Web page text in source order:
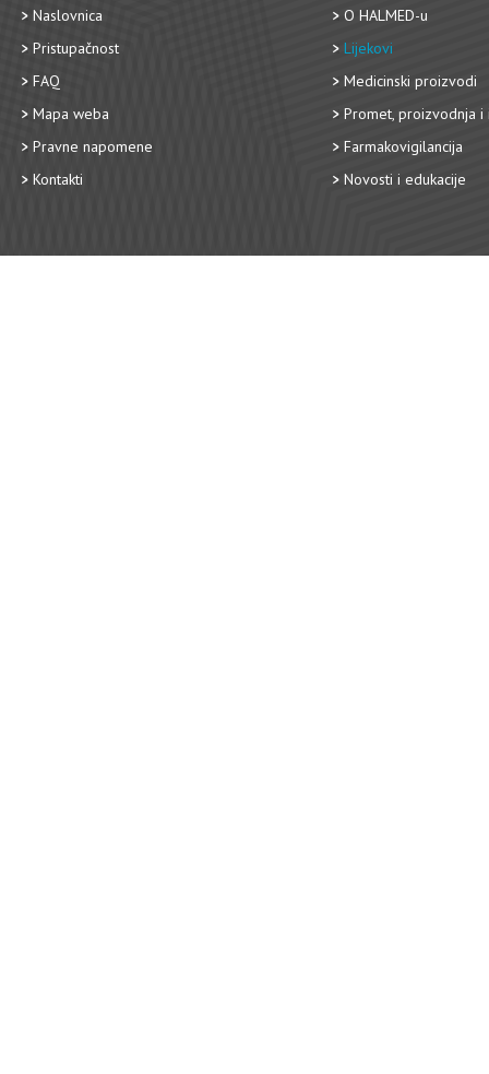
Naslovnica
Pristupačnost
FAQ
Mapa weba
Pravne napomene
Kontakti
O HALMED-u
Lijekovi
Medicinski proizvodi
Promet, proizvodnja i
Farmakovigilancija
Novosti i edukacije